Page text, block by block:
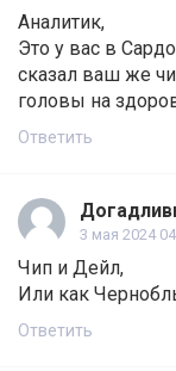
Аналитик,
Это у вас в
сказал ваш же
головы на
Ответить
3 мая 2024
Чип и Дейл,
Или как
Ответить